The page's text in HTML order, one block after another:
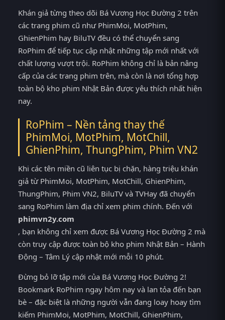
Khán giả từng theo dõi Bá Vương Học Đường 2 trên
các trang phim cũ như PhimMoi, MotPhim,
GhienPhim hay BiluTV đều có thể chuyển sang
RoPhim để tiếp tục cập nhật những tập mới nhất với
chất lượng vượt trội. RoPhim không chỉ là bản nâng
cấp của các trang phim trên, mà còn là nơi tổng hợp
toàn bộ kho phim Nhật Bản được yêu thích nhất hiện
nay.
RoPhim – Nền tảng thay thế
PhimMoi, MotPhim, MotChill,
GhienPhim, ThungPhim, Phim VN2
Khi các tên miền cũ liên tục bị chặn, hàng triệu khán
giả từ PhimMoi, MotPhim, MotChill, GhienPhim,
ThungPhim, Phim VN2, BiluTV và TVHay đã chuyển
sang RoPhim làm địa chỉ xem phim chính. Đến với
phimvn2y.com
, bạn không chỉ xem được Bá Vương Học Đường 2 mà
còn truy cập được toàn bộ kho phim Nhật Bản – Hành
Động – Tâm Lý cập nhật mới mỗi 10 phút.
Đừng bỏ lỡ tập mới của Bá Vương Học Đường 2!
Bookmark RoPhim ngay hôm nay và lan tỏa đến bạn
bè – đặc biệt là những người vẫn đang loay hoay tìm
kiếm PhimMoi, MotPhim, MotChill, GhienPhim,